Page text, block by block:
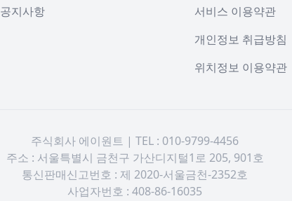
공지사항
서비스 이용약관
개인정보 취급방침
위치정보 이용약관
주식회사 에이원트 | TEL : 010-9799-4456
주소 : 서울특별시 금천구 가산디지털1로 205, 901호
통신판매신고번호 : 제 2020-서울금천-2352호
사업자번호 : 408-86-16035